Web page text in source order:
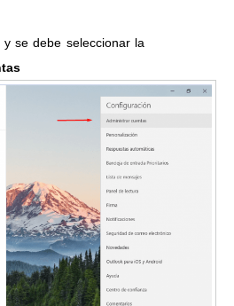
se debe seleccionar la